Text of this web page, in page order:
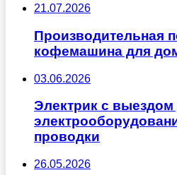
21.07.2026
Производительная
кофемашина для
03.06.2026
Электрик с выездом
проводки
26.05.2026